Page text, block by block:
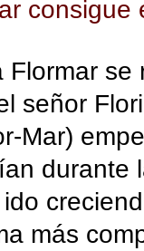
Flormar
señor
Mar)
durante
más